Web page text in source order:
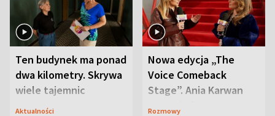
Ten budynek ma ponad
dwa kilometry. Skrywa
wiele tajemnic
Aktualności
Nowa edycja „The
Voice Comeback
Stage”. Ania Karwan
zapowiada
Rozmowy